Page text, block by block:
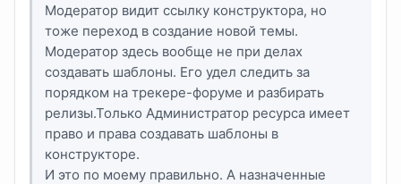
Модератор видит ссылку конструктора, но
тоже переход в создание новой темы.
Модератор здесь вообще не при делах
создавать шаблоны. Его удел следить за
порядком на трекере-форуме и разбирать
релизы.Только Администратор ресурса имеет
право и права создавать шаблоны в
конструкторе.
И это по моему правильно. А назначенные